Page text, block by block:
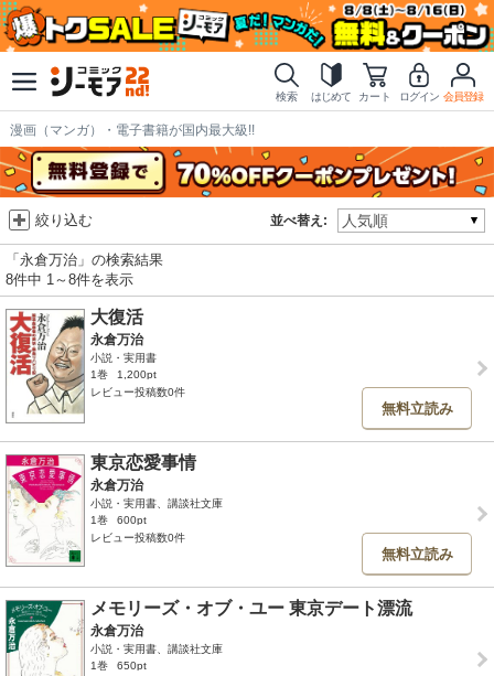
検索 はじめて カート ログイン 会員登録
漫画（マンガ）・電子書籍が国内最大級!!
並べ替え:
絞り込む
「永倉万治」の検索結果
8件中 1～8件を表示
大復活
永倉万治
小説・実用書
1巻
1,200pt
レビュー投稿数0件
無料立読み
東京恋愛事情
永倉万治
小説・実用書、講談社文庫
1巻
600pt
レビュー投稿数0件
無料立読み
メモリーズ・オブ・ユー 東京デート漂流
永倉万治
小説・実用書、講談社文庫
1巻
650pt